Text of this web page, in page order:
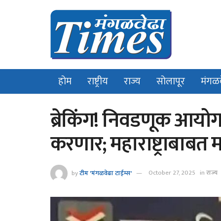
होम राष्ट्रीय राज्य सोलापूर
ब्रेकिंग! निवडणूक
करणार;
byटीम 'मंगळवेढा टाईम्स' October 27, 2025 inराज्य